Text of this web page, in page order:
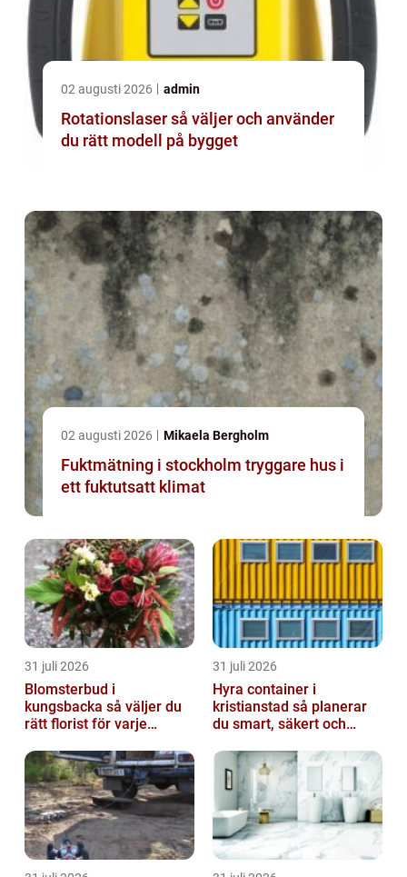
02 augusti 2026 admin
Rotationslaser så väljer och använder
du rätt modell på bygget
02 augusti 2026 Mikaela Bergholm
Fuktmätning i stockholm tryggare hus i
ett fuktutsatt klimat
31 juli 2026
Blomsterbud i
kungsbacka så väljer du
rätt florist för varje
31 juli 2026
Hyra container i
kristianstad så planerar
du smart, säkert och